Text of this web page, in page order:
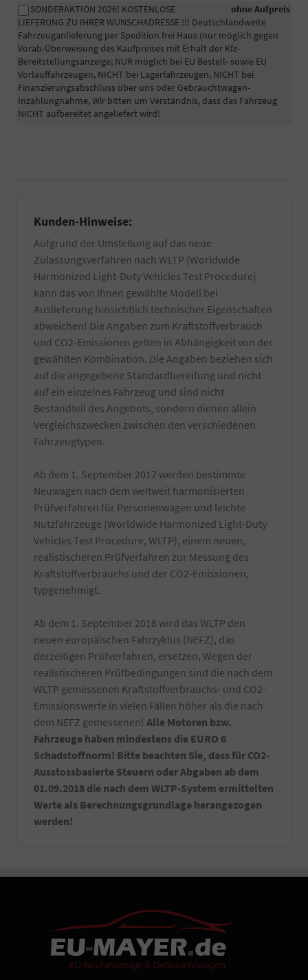
beglaubigte
Bestätigung
der
Fahrgestellnummer
Ihres
PKW
für
am
besten
bei
Ihrer
örtlichen
Zulassungsbehörde.
Die
Bestätigung
wird
durch
einen
TÜV-
Angestellten
durchgeführt.
Premium:
Das
Fahrzeug
wird
professionell
in
unserem
eigenen
und
Kleberückstände
entfernt.
einer
Innenreinigung
und
Entfernung
von
z.T.
schwer
entfernbaren
produktionsseitigen
Rückständen.
Es
hochwertige
Reiniger
verwendet
und
natürlich
nur
von
Hand
gewaschen.
kurz
vor
Fahrzeugabholung
bzw.
Fahrzeugübergabe.
-
Notfallset
Verbandsmaterial,
Warndreieck,
Maske,
Warnweste)
Ein
Satz
erhalten
bei
Abholung
in
Aschaffenburg
ohne Aufpreis
SONDERAKTION 2026! KOSTENLOSE
LIEFERUNG ZU IHRER WUNSCHADRESSE !!! Deutschlandweite
Fahrzeuganlieferung per Spedition frei Haus (nur möglich gegen
Vorab-Überweisung des Kaufpreises mit Erhalt der Kfz-
Bereitstellungsanzeige; NUR möglich bei EU Bestell- sowie EU
Vorlauffahrzeugen, NICHT bei Lagerfahrzeugen, NICHT bei
Finanzierungsabschluss über uns oder Gebrauchtwagen-
Inzahlungnahme, Wir bitten um Verständnis, dass das Fahrzeug
NICHT aufbereitet angeliefert wird!
Kunden-Hinweise:
Aufgrund der Umstellung auf das neue
Zulassungsverfahren nach WLTP (Worldwide
Harmonized Light-Duty Vehicles Test Procedure)
kann das von Ihnen gewählte Modell bei
Auslieferung hinsichtlich technischer Eigenschaften
abweichen! Die Angaben zum Kraftstoffverbrauch
und CO2-Emissionen gelten in Abhängigkeit von der
gewählten Kombination. Die Angaben beziehen sich
auf die angegebene Standardbereifung und nicht
auf ein einzelnes Fahrzeug und sind nicht
Bestandteil des Angebots, sondern dienen allein
Vergleichszwecken zwischen den verschiedenen
Fahrzeugtypen.
Ab dem 1. September 2017 werden bestimmte
Neuwagen nach dem weltweit harmonisierten
Prüfverfahren für Personenwagen und leichte
Nutzfahrzeuge (Worldwide Harmonized Light-Duty
Vehicles Test Procedure, WLTP), einem neuen,
realistischeren Prüfverfahren zur Messung des
Kraftstoffverbrauchs und der CO2-Emissionen,
typgenehmigt.
Ab dem 1. September 2018 wird das WLTP den
neuen europäischen Fahrzyklus (NEFZ), das
derzeitigen Prüfverfahren, ersetzen, Wegen der
realistischeren Prüfbedingungen sind die nach dem
WLTP gemessenen Kraftstoffverbrauchs- und CO2-
Emissionswerte in vielen Fällen höher als die nach
dem NEFZ gemessenen! Alle Motoren bzw.
Fahrzeuge haben mindestens die EURO 6
Schadstoffnorm! Bitte beachten Sie, dass für CO2-
Ausstossbasierte Steuern oder Abgaben ab dem
01.09.2018 die nach dem WLTP-System ermittelten
Werte als Berechnungsgrundlage herangezogen
werden!